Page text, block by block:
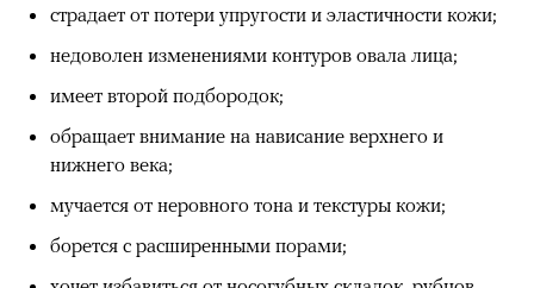
страдает от потери упругости и эластичности кожи;
недоволен изменениями контуров овала лица;
имеет второй подбородок;
обращает внимание на нависание верхнего и
нижнего века;
мучается от неровного тона и текстуры кожи;
борется с расширенными порами;